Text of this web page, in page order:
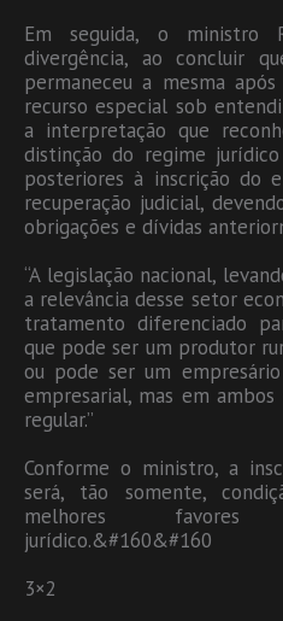
Em seguida, o ministro
divergência, ao concluir
permaneceu a mesma
recurso especial sob
a interpretação que
distinção do regime
posteriores à inscrição do
recuperação judicial,
obrigações e dívidas
“A legislação nacional,
a relevância desse setor
tratamento diferenciado
que pode ser um produtor
ou pode ser um
empresarial, mas em
regular.”
Conforme o ministro, a
será, tão somente,
melhores favores
jurídico.&#160&#160
3×2